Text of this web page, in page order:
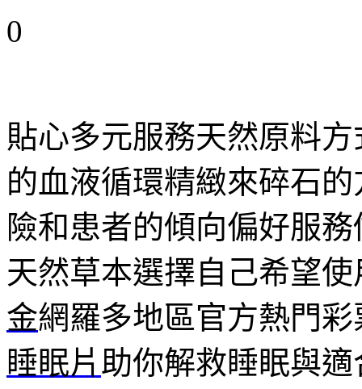
0
貼心多元服務天然原料方
的血液循環精緻來碎石
險和患者的傾向偏好服
天然草本選擇自己希望
金網羅多地區官方熱門
睡眠片 助你解救睡眠與